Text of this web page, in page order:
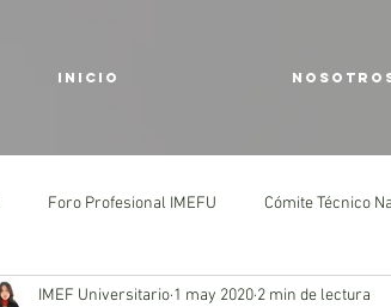
INICIO
Foro Profesional IMEFU Cómite Técnico
IMEF Universitario 1 may 2020 2 min de lectura